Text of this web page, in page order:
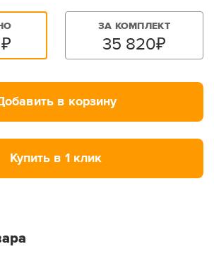
₽
ЗА КОМПЛЕКТ
35 820₽
в корзину
Купить в 1 клик